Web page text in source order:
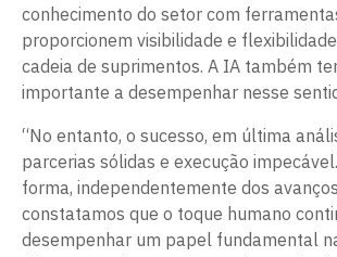
conhecimento do setor com
proporcionem visibilidade e
cadeia de suprimentos. A IA também
importante a desempenhar nesse
“No entanto, o sucesso, em última
parcerias sólidas e execução
forma, independentemente dos
constatamos que o toque humano
desempenhar um papel fundamental